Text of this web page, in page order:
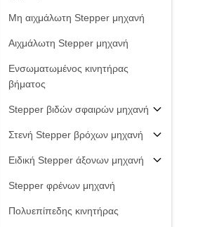
Μη αιχμάλωτη Stepper μηχανή
Αιχμάλωτη Stepper μηχανή
Ενσωματωμένος κινητήρας
βήματος
Stepper βιδών σφαιρών μηχανή
Στενή Stepper βρόχων μηχανή
Ειδική Stepper άξονων μηχανή
Stepper φρένων μηχανή
Πολυεπίπεδης κινητήρας